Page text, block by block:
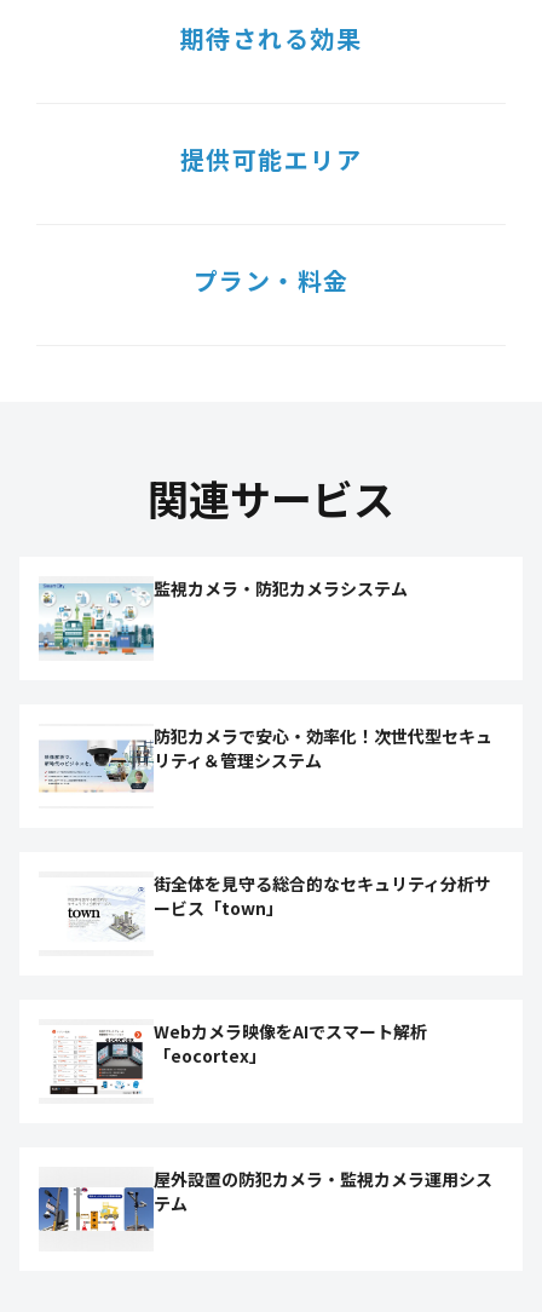
期待される効果
提供可能エリア
プラン・料金
関連サービス
監視カメラ・防犯カメラシステム
防犯カメラで安心・効率化！次世代型セキュ
リティ＆管理システム
街全体を見守る総合的なセキュリティ分析サ
ービス「town」
Webカメラ映像をAIでスマート解析
「eocortex」
屋外設置の防犯カメラ・監視カメラ運用シス
テム